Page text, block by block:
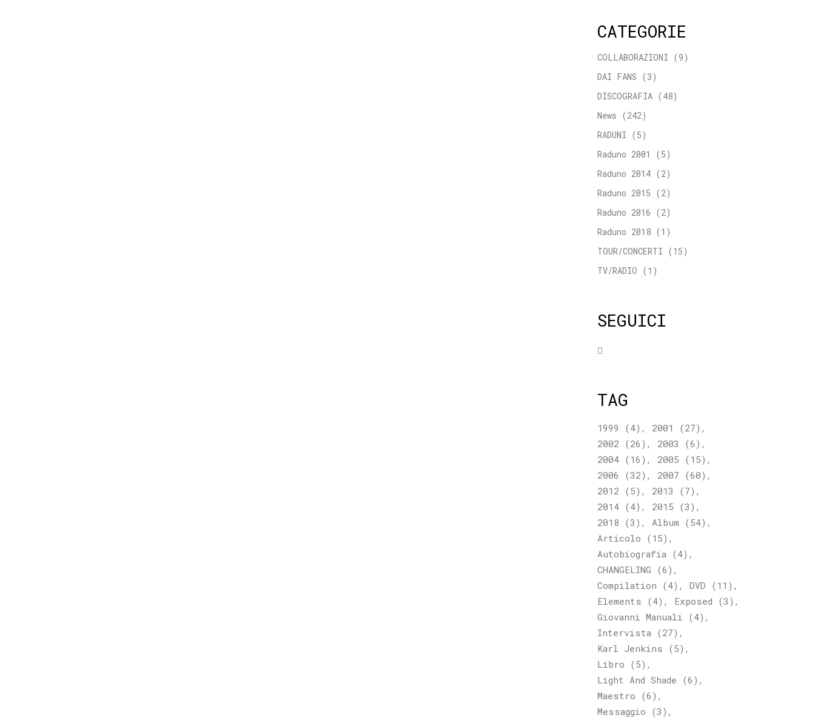
CATEGORIE
COLLABORAZIONI (9)
DAI FANS (3)
DISCOGRAFIA(48)
News (242)
RADUNI (5)
Raduno 2001
(5)
Raduno 2014(2)
Raduno 2015 (2)
Raduno 2016 (2)
Raduno 2018(1)
TOUR/CONCERTI (15)
TV/RADIO (1)
SEGUICI
TAG
1999 (4) 2001
(27)
2002 (26) 2003 (6)
2004(16) 2005 (15)
2006 (32) 2007 (60)
2012 (5) 2013 (7)
2014(4) 2015 (3)
2018 (3) Album (54)
Articolo (15)
Autobiografia(4)
CHANGELING (6)
Compilation (4) DVD (11)
Elements (4) Exposed (3)
Giovanni Manuali (4)
Intervista(27)
Karl Jenkins (5)
Libro (5)
Light And Shade (6)
Maestro (6)
Messaggio (3)